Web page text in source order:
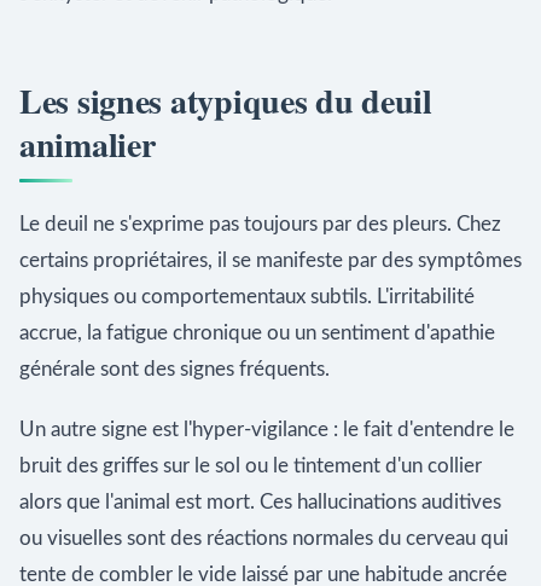
Les signes atypiques du deuil
animalier
Le deuil ne s'exprime pas toujours par des pleurs. Chez
certains propriétaires, il se manifeste par des symptômes
physiques ou comportementaux subtils. L'irritabilité
accrue, la fatigue chronique ou un sentiment d'apathie
générale sont des signes fréquents.
Un autre signe est l'hyper-vigilance : le fait d'entendre le
bruit des griffes sur le sol ou le tintement d'un collier
alors que l'animal est mort. Ces hallucinations auditives
ou visuelles sont des réactions normales du cerveau qui
tente de combler le vide laissé par une habitude ancrée